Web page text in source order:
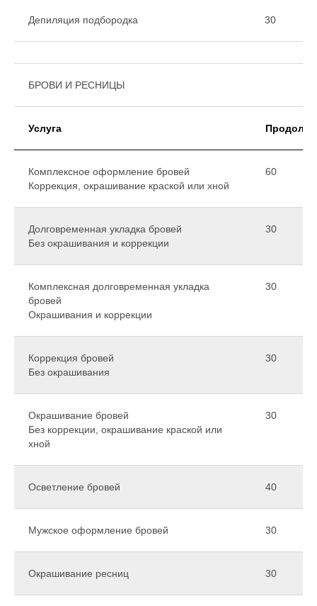
Депиляция подбородка 30
БРОВИ И РЕСНИЦЫ
Услуга
Комплексное оформление бровей
Коррекция, окрашивание краской или хной
60
Долговременная укладка бровей
Без окрашивания и коррекции
30
Комплексная долговременная укладка
бровей
Окрашивания и коррекции
30
Коррекция бровей
Без окрашивания
30
Окрашивание бровей
Без коррекции, окрашивание краской или
хной
30
Осветление бровей 40
Мужское оформление бровей 30
Окрашивание ресниц 30